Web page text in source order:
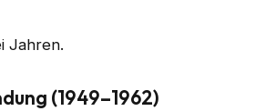
Jahren.
(1949–1962)